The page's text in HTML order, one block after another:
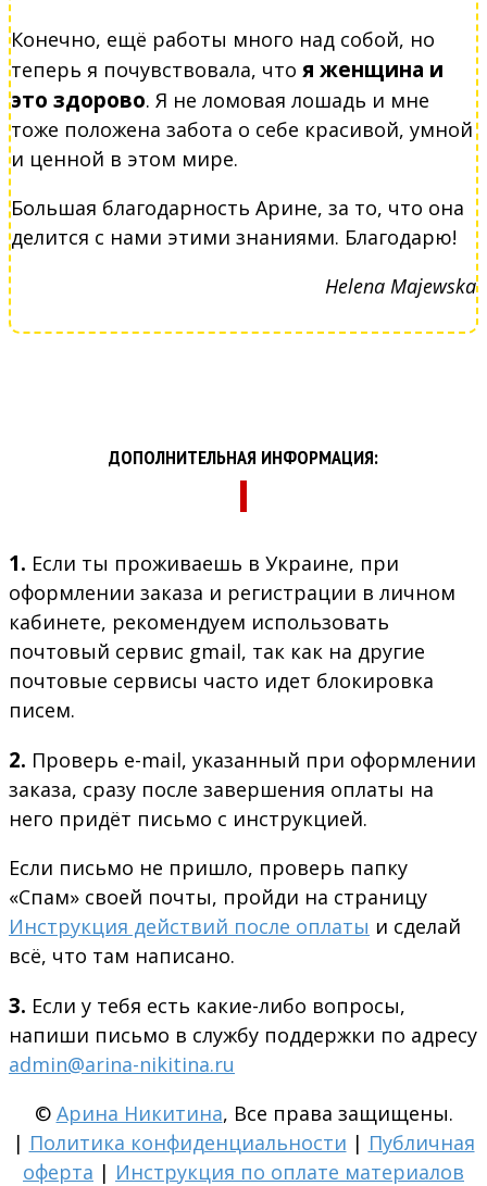
Конечно, ещё работы много над собой, но
теперь я почувствовала, что я женщина и
это здорово. Я не ломовая лошадь и мне
тоже положена забота о себе красивой, умной
и ценной в этом мире.
Большая благодарность Арине, за то, что она
делится с нами этими знаниями. Благодарю!
Helena Majewska
ДОПОЛНИТЕЛЬНАЯ ИНФОРМАЦИЯ:
1. Если ты проживаешь в Украине, при
оформлении заказа и регистрации в личном
кабинете, рекомендуем использовать
почтовый сервис gmail, так как на другие
почтовые сервисы часто идет блокировка
писем.
2. Проверь e-mail, указанный при оформлении
заказа, сразу после завершения оплаты на
него придёт письмо с инструкцией.
Если письмо не пришло, проверь папку
«Спам» своей почты, пройди на страницу
Инструкция действий после оплаты и сделай
всё, что там написано.
3. Если у тебя есть какие-либо вопросы,
напиши письмо в службу поддержки по адресу
admin@arina-nikitina.ru
© Арина Никитина, Все права защищены.
| Политика конфиденциальности | Публичная
оферта | Инструкция по оплате материалов